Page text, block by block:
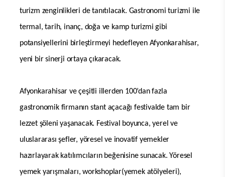
turizm zenginlikleri de tanıtılacak. Gastronomi turizmi ile
termal, tarih, inanç, doğa ve kamp turizmi gibi
potansiyellerini birleştirmeyi hedefleyen Afyonkarahisar,
yeni bir sinerji ortaya çıkaracak.
Afyonkarahisar ve çeşitli illerden 100’dan fazla
gastronomik firmanın stant açacağı festivalde tam bir
lezzet şöleni yaşanacak. Festival boyunca, yerel ve
uluslararası şefler, yöresel ve inovatif yemekler
hazırlayarak katılımcıların beğenisine sunacak. Yöresel
yemek yarışmaları, workshoplar(yemek atölyeleri),